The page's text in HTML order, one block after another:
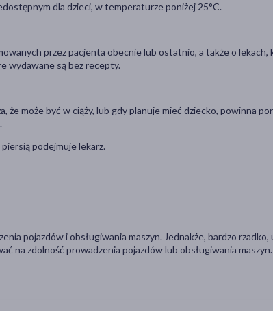
dla dzieci, w temperaturze poniżej 25°C.
przez pacjenta obecnie lub ostatnio, a także o lekach,
wydawane są bez recepty.
że może być w ciąży, lub gdy planuje mieć dziecko, powinna
podejmuje lekarz.
pojazdów i obsługiwania maszyn. Jednakże, bardzo rzadko,
na zdolność prowadzenia pojazdów lub obsługiwania maszyn.